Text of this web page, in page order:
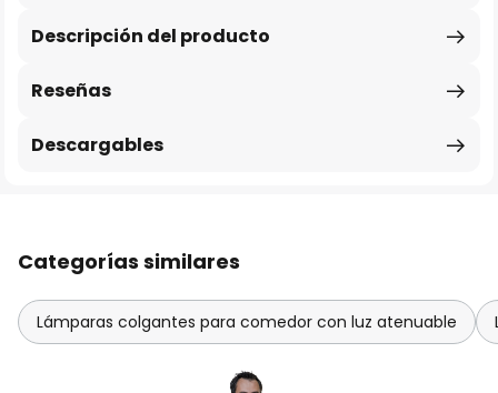
Descripción del producto
Reseñas
Descargables
Categorías similares
Lámparas colgantes para comedor con luz atenuable